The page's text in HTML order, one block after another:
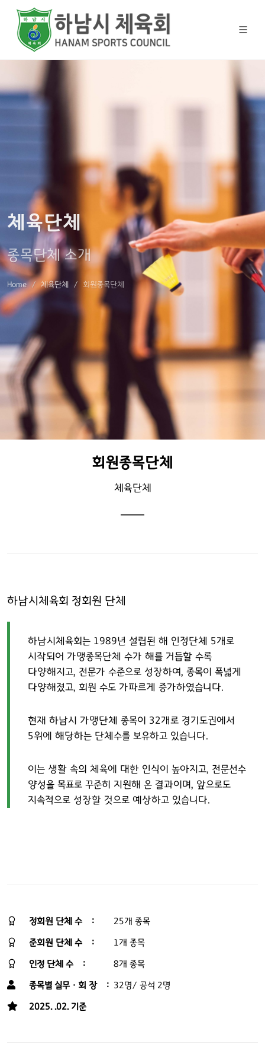
체육단체
종목단체 소개
Home 체육단체 회원종목단체
회원종목단체
체육단체
하남시체육회 정회원 단체
하남시체육회는 1989년 설립된 해 인정단체 5개로
시작되어 가맹종목단체 수가 해를 거듭할 수록
다양해지고, 전문가 수준으로 성장하여, 종목이 폭넓게
다양해졌고, 회원 수도 가파르게 증가하였습니다.
현재 하남시 가맹단체 종목이 32개로 경기도권에서
5위에 해당하는 단체수를 보유하고 있습니다.
이는 생활 속의 체육에 대한 인식이 높아지고, 전문선수
양성을 목표로 꾸준히 지원해 온 결과이며, 앞으로도
지속적으로 성장할 것으로 예상하고 있습니다.
정회원 단체 수 : 25개 종목
준회원 단체 수 : 1개 종목
인정 단체 수 : 8개 종목
종목별 실무 · 회 장 : 32명/ 공석 2명
2025. .02. 기준